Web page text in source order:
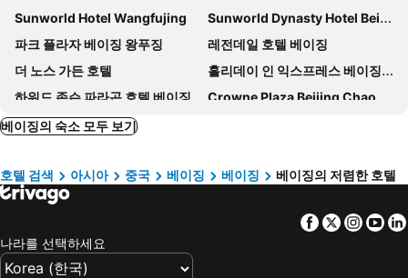
Sunworld Hotel Wangfujing
Sunworld Dynasty Hotel Beijing Wangfujing
파크 플라자 베이징 왕푸징
레전데일 호텔 베이징
더 노스 가든 호텔
홀리데이 인 익스프레스 베이징 왕징
하워드 존슨 파라곤 호텔 베이징
Crowne Plaza Beijing Chaoyang U-Town
Grand Hyatt Beijing
베이징 푸디 호텔(구 베이징 메리어트 시티 월)
그랜드 호텔 베이징
르네상스 베이징 왕푸징 호텔
Super House International
Holiday Inn Express Beijing Downtown
베이징의 숙소 모두 보기
호텔 검색 아시아 중국 베이징 베이징 베이징의 저렴한 호텔
Facebook
Twitter
나라를 선택하세요